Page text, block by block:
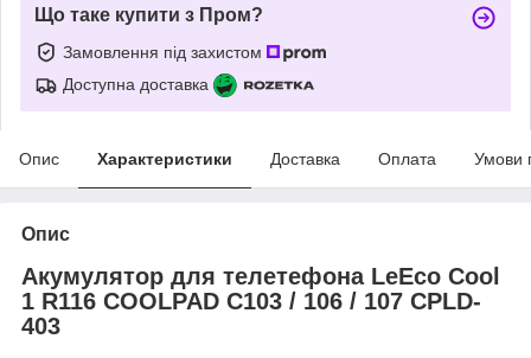
Що таке купити з Пром?
Замовлення під захистом
Доступна доставка
Опис Характеристики Доставка Оплата Умови
Опис
Акумулятор для телетефона LeEco Cool
1 R116 COOLPAD C103 / 106 / 107 CPLD-
403